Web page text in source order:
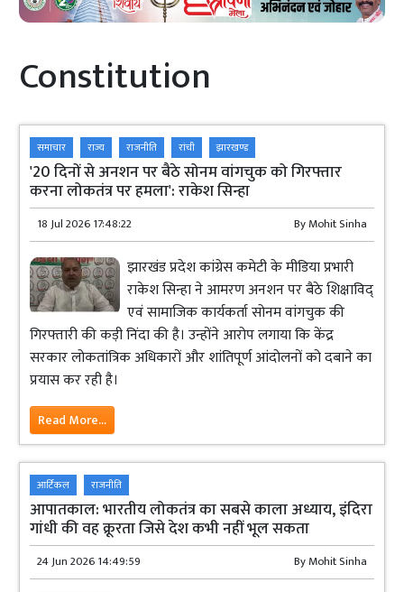
Constitution
समाचार राज्य राजनीति रांची झारखण्ड
'20 दिनों से अनशन पर बैठे सोनम वांगचुक को गिरफ्तार
करना लोकतंत्र पर हमला': राकेश सिन्हा
18 Jul 2026 17:48:22 ByMohit Sinha
झारखंड प्रदेश कांग्रेस कमेटी के मीडिया प्रभारी
राकेश सिन्हा ने आमरण अनशन पर बैठे शिक्षाविद्
एवं सामाजिक कार्यकर्ता सोनम वांगचुक की
गिरफ्तारी की कड़ी निंदा की है। उन्होंने आरोप लगाया कि केंद्र
सरकार लोकतांत्रिक अधिकारों और शांतिपूर्ण आंदोलनों को दबाने का
प्रयास कर रही है।
Read More...
आर्टिकल राजनीति
आपातकाल: भारतीय लोकतंत्र का सबसे काला अध्याय, इंदिरा
गांधी की वह क्रूरता जिसे देश कभी नहीं भूल सकता
24 Jun 2026 14:49:59 ByMohit Sinha